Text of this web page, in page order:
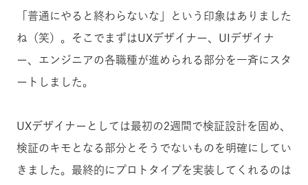
「普通にやると終わらないな」という印象はありました
ね（笑）。そこでまずはUXデザイナー、UIデザイナ
ー、エンジニアの各職種が進められる部分を一斉にスタ
ートしました。
UXデザイナーとしては最初の2週間で検証設計を固め、
検証のキモとなる部分とそうでないものを明確にしてい
きました。最終的にプロトタイプを実装してくれるのは